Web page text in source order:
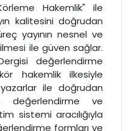
Hakemlik" ile
kalitesini doğrudan
yayının nesnel ve
ile güven sağlar.
değerlendirme
hakemlik ilkesiyle
ile doğrudan
değerlendirme ve
sistemi aracılığıyla
formları ve